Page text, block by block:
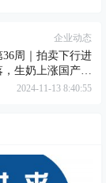
企业动态
周｜拍卖下行进
，生奶上涨国产奶
粉走稳
2024-11-13 8:40:55